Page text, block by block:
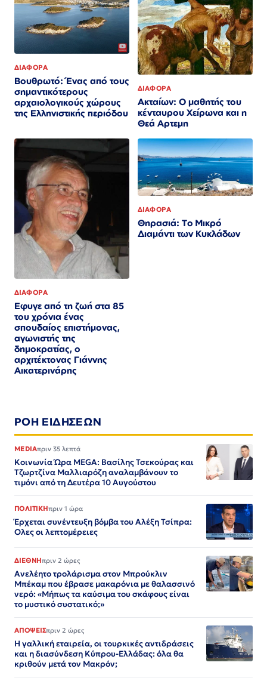
ΔΙΑΦΟΡΑ
Βουθρωτό: Ένας από τους
σημαντικότερους
αρχαιολογικούς χώρους
της Ελληνιστικής περιόδου
ΔΙΑΦΟΡΑ
Ακταίων: Ο μαθητής του
κένταυρου Χείρωνα και η
Θεά Αρτεμη
ΔΙΑΦΟΡΑ
Εφυγε από τη ζωή στα 85
του χρόνια ένας
σπουδαίος επιστήμονας,
αγωνιστής της
δημοκρατίας, ο
αρχιτέκτονας Γιάννης
Αικατερινάρης
ΔΙΑΦΟΡΑ
Θηρασιά: Το Μικρό
Διαμάντι των Κυκλάδων
ΡΟΗ ΕΙΔΗΣΕΩΝ
MEDIAπριν 35 λεπτά
Κοινωνία Ώρα MEGA: Βασίλης Τσεκούρας και
Τζωρτζίνα Μαλλιαρόζη αναλαμβάνουν το
τιμόνι από τη Δευτέρα 10 Αυγούστου
ΠΟΛΙΤΙΚΗπριν 1 ώρα
Έρχεται συνέντευξη βόμβα του Αλέξη Τσίπρα:
Ολες οι λεπτομέρειες
ΔΙΕΘΝΗπριν 2 ώρες
Ανελέητο τρολάρισμα στον Μπρούκλιν
Μπέκαμ που έβρασε μακαρόνια με θαλασσινό
νερό: «Μήπως τα καύσιμα του σκάφους είναι
το μυστικό συστατικό;»
ΑΠΟΨΕΙΣπριν 2 ώρες
Η γαλλική εταιρεία, οι τουρκικές αντιδράσεις
και η διασύνδεση Κύπρου-Ελλάδας: όλα θα
κριθούν μετά τον Μακρόν;